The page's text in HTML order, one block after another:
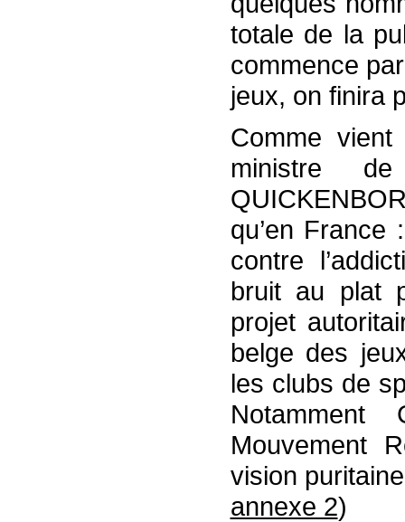
totale de la
commence
jeux, on finira
Comme
ministre
qu’en
contre
bruit au plat
projet
belge des
les clubs de
Notamment
Mouvement
vision
annexe 2)